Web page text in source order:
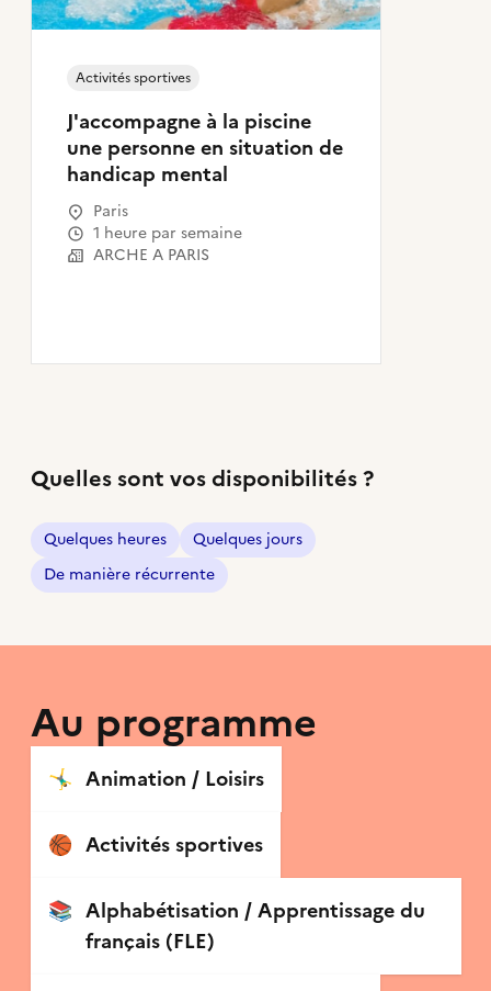
J'accompagne à la piscine
une personne en situation de
handicap mental
Activités sportives
Paris
1 heure par semaine
ARCHE A PARIS
Quelles sont vos disponibilités ?
Quelques heures
Quelques jours
De manière récurrente
Au programme
🤸‍♂️ Animation / Loisirs
🏀 Activités sportives
📚 Alphabétisation / Apprentissage du
français (FLE)